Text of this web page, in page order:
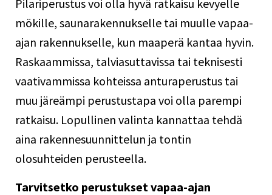
Pilariperustus voi olla hyvä ratkaisu kevyelle
mökille, saunarakennukselle tai muulle vapaa-
ajan rakennukselle, kun maaperä kantaa hyvin.
Raskaammissa, talviasuttavissa tai teknisesti
vaativammissa kohteissa anturaperustus tai
muu järeämpi perustustapa voi olla parempi
ratkaisu. Lopullinen valinta kannattaa tehdä
aina rakennesuunnittelun ja tontin
olosuhteiden perusteella.
Tarvitsetko perustukset vapaa-ajan